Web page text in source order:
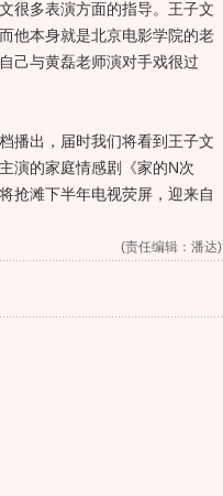
多表演方面的指导。王子文
他本身就是北京电影学院的老
己与黄磊老师演对手戏很过
出，届时我们将看到王子文
演的家庭情感剧《家的N次
抢滩下半年电视荧屏，迎来自
(责任编辑：潘达)